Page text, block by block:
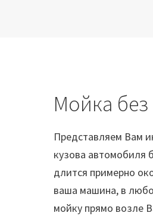
Мойка
Представляем Вам
кузова автомобиля
длится примерно
ваша машина, в
мойку прямо возле